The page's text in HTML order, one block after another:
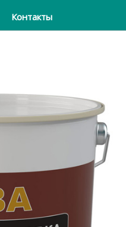
Контакты